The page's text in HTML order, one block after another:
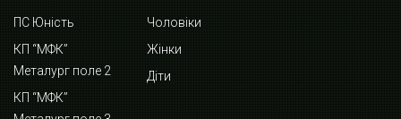
ПС Юність
КП “МФК”
Металург поле 2
КП “МФК”
Чоловіки
Жінки
Діти